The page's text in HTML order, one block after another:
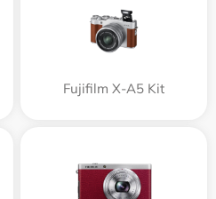
Fujifilm X-A5 Kit